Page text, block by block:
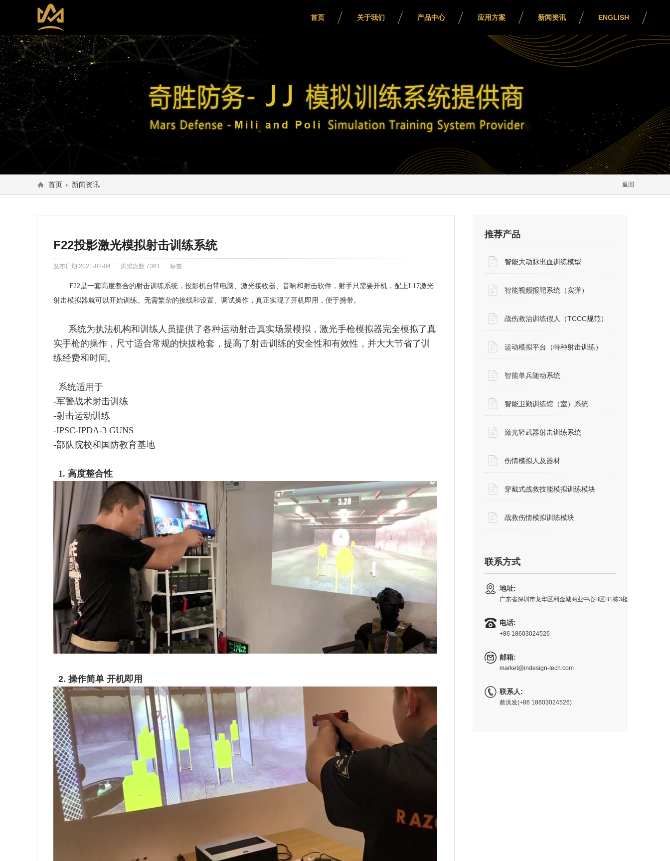
首页 关于我们 产品中心 应用方案 新闻资讯 ENGLISH
返回
首页 新闻资讯
F22投影激光模拟射击训练系统
发布日期:2021-02-04 浏览次数:7361 标签:
F22是一套高度整合的射击训练系统，投影机自带电脑、激光接收器、音响和射击软件，射手只需要开机，配上L17激光
射击模拟器就可以开始训练。无需繁杂的接线和设置、调试操作，真正实现了开机即用，便于携带。
系统为执法机构和训练人员提供了各种运动射击真实场景模拟，激光手枪模拟器完全模拟了真
实手枪的操作，尺寸适合常规的快拔枪套，提高了射击训练的安全性和有效性，并大大节省了训
练经费和时间。
系统适用于
-军警战术射击训练
-射击运动训练
-IPSC-IPDA-3 GUNS
-部队院校和国防教育基地
1. 高度整合性
2. 操作简单 开机即用
推荐产品
智能大动脉出血训练模型
智能视频报靶系统（实弹）
战伤救治训练假人（TCCC规范）
运动模拟平台（特种射击训练）
智能单兵随动系统
智能卫勤训练馆（室）系统
激光轻武器射击训练系统
伤情模拟人及器材
穿戴式战救技能模拟训练模块
战救伤情模拟训练模块
联系方式
地址:
广东省深圳市龙华区利金城商业中心B区B1栋3楼​
电话:
+86 18603024526
邮箱:
market@indesign-tech.com
联系人:
蔡洪发(+86 18603024526)